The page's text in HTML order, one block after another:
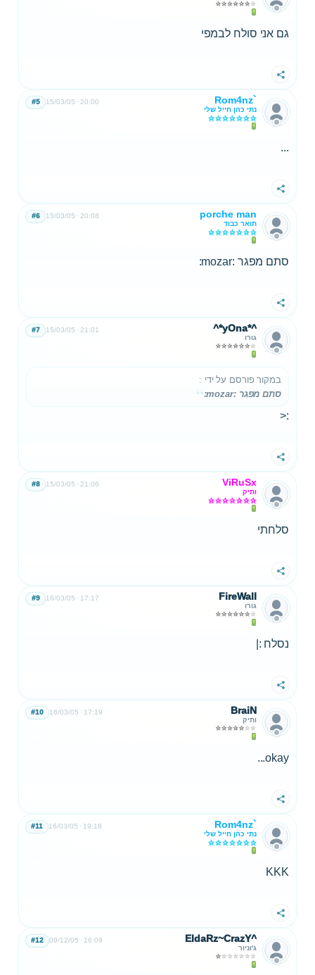
גם אני סולח לבמפי
שתף
Rom4nz`
נתי כהן חייל שלי
15/03/05 20:00
#5
...
שתף
porche man
תואר כבוד
15/03/05 20:08
#6
סתם מפגר :mozar:
שתף
^*yOna*^
גורו
15/03/05 21:01
#7
במקור פורסם על ידי :
סתם מפגר :mozar:
:<
שתף
ViRuSx
ותיק
15/03/05 21:06
#8
סלחתי
שתף
FireWall
גורו
16/03/05 17:17
#9
נסלח :|
שתף
BraiN
ותיק
16/03/05 17:19
#10
okay...
שתף
Rom4nz`
נתי כהן חייל שלי
16/03/05 19:18
#11
KKK
שתף
EldaRz~CrazY^
ג'וניור
09/12/05 16:09
#12